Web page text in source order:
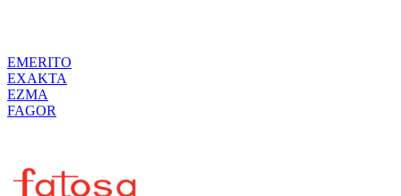
EMERITO
EXAKTA
EZMA
FAGOR